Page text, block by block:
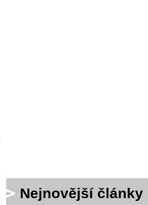
Nejnovější články